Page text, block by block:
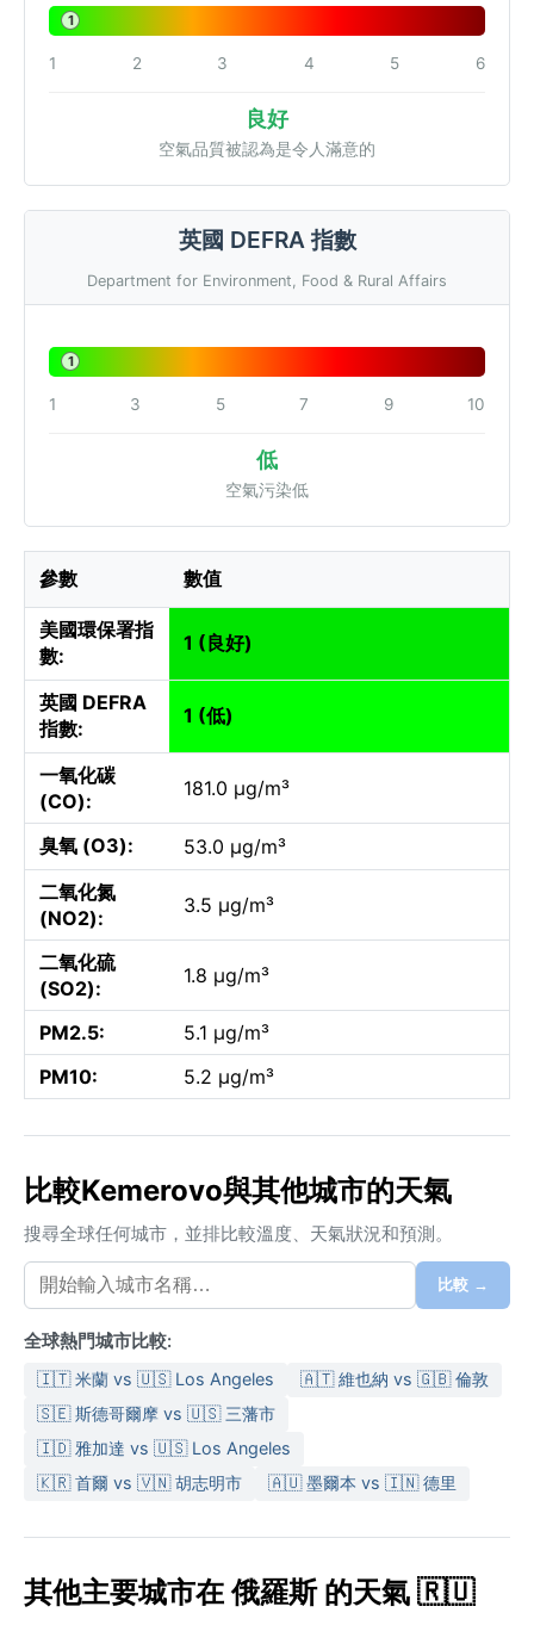
1
1 2 3 4 5 6
良好
空氣品質被認為是令人滿意的
英國 DEFRA 指數
Department for Environment, Food & Rural Affairs
1
1 3 5 7 9 10
低
空氣污染低
參數 數值
美國環保署指
數:
1 (良好)
英國 DEFRA
指數:
1 (低)
一氧化碳
(CO):
181.0 µg/m³
臭氧 (O3):
53.0 µg/m³
二氧化氮
(NO2):
3.5 µg/m³
二氧化硫
(SO2):
1.8 µg/m³
PM2.5:
5.1 µg/m³
PM10:
5.2 µg/m³
比較Kemerovo與其他城市的天氣
搜尋全球任何城市，並排比較溫度、天氣狀況和預測。
比較 →
全球熱門城市比較:
🇮🇹 米蘭 vs 🇺🇸 Los Angeles
🇦🇹 維也納 vs 🇬🇧 倫敦
🇸🇪 斯德哥爾摩 vs 🇺🇸 三藩市
🇮🇩 雅加達 vs 🇺🇸 Los Angeles
🇰🇷 首爾 vs 🇻🇳 胡志明市
🇦🇺 墨爾本 vs 🇮🇳 德里
其他主要城市在 俄羅斯 的天氣 🇷🇺